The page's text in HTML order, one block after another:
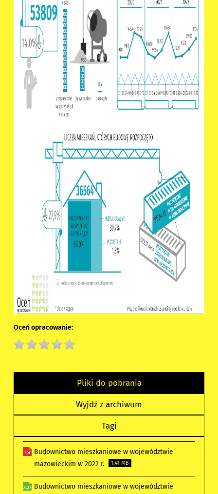
Oceń opracowanie:
Pliki do pobrania
Wyjdź z archiwum
Tagi
Budownictwo mieszkaniowe w województwie
mazowieckim w 2022 r.
1.41 MB
Budownictwo mieszkaniowe w województwie